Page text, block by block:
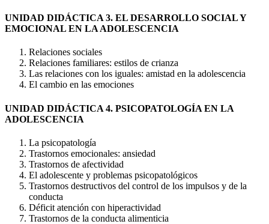
UNIDAD DIDÁCTICA 3. EL DESARROLLO SOCIAL Y
EMOCIONAL EN LA ADOLESCENCIA
Relaciones sociales
Relaciones familiares: estilos de crianza
Las relaciones con los iguales: amistad en la adolescencia
El cambio en las emociones
UNIDAD DIDÁCTICA 4. PSICOPATOLOGÍA EN LA
ADOLESCENCIA
La psicopatología
Trastornos emocionales: ansiedad
Trastornos de afectividad
El adolescente y problemas psicopatológicos
Trastornos destructivos del control de los impulsos y de la
conducta
Déficit atención con hiperactividad
Trastornos de la conducta alimenticia